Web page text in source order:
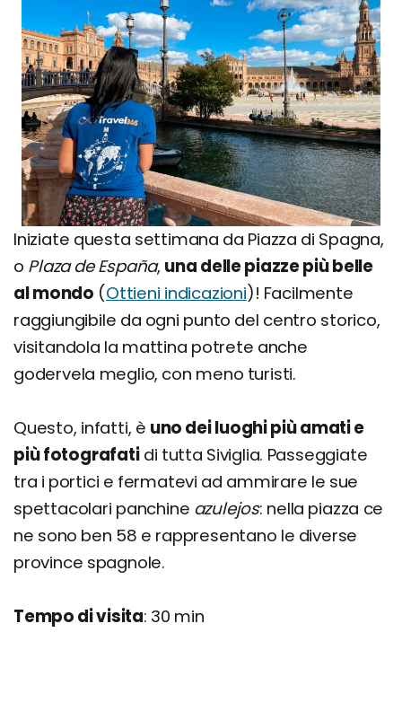
Iniziate questa settimana da Piazza di Spagna,
o Plaza de España, una delle piazze più belle
al mondo (Ottieni indicazioni)! Facilmente
raggiungibile da ogni punto del centro storico,
visitandola la mattina potrete anche
godervela meglio, con meno turisti.
Questo, infatti, è uno dei luoghi più amati e
più fotografatidi tutta Siviglia. Passeggiate
tra i portici e fermatevi ad ammirare le sue
spettacolari panchine azulejos: nella piazza ce
ne sono ben 58 e rappresentano le diverse
province spagnole.
Tempo di visita: 30 min